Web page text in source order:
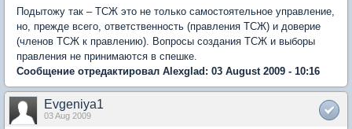
Подытожу так – ТСЖ это не только самостоятельное управление,
но, прежде всего, ответственность (правления ТСЖ) и доверие
(членов ТСЖ к правлению). Вопросы создания ТСЖ и выборы
правления не принимаются в спешке.
Сообщение отредактировал Alexglad: 03 August 2009 - 10:16
Evgeniya1
03 Aug 2009